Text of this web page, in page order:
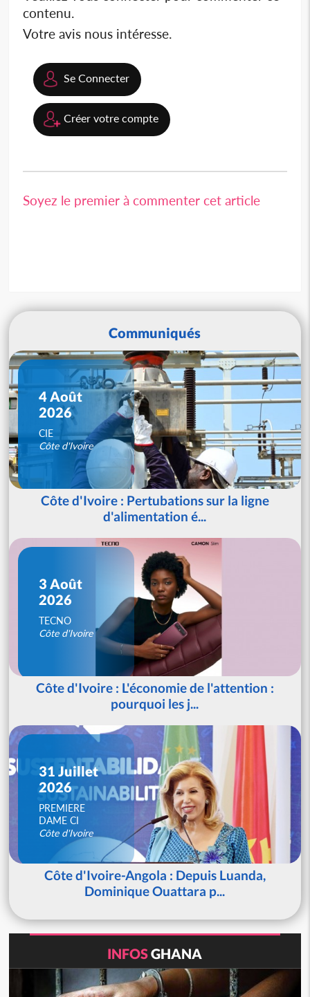
contenu.
Votre avis nous intéresse.
Se Connecter
Créer votre compte
Soyez le premier à commenter cet article
Communiqués
4 Août
2026
CIE
Côte d'Ivoire
Côte d'Ivoire : Pertubations sur la ligne
d'alimentation é...
3 Août
2026
TECNO
Côte d'Ivoire
Côte d'Ivoire : L'économie de l'attention :
pourquoi les j...
31 Juillet
2026
PREMIERE
DAME CI
Côte d'Ivoire
Côte d'Ivoire-Angola : Depuis Luanda,
Dominique Ouattara p...
INFOSGHANA